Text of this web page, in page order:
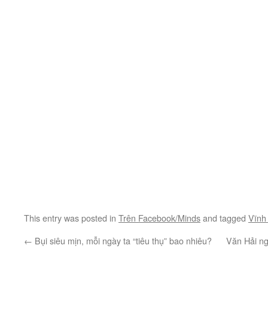
This entry was posted in Trên Facebook/Mindsand tagged
← Bụi siêu mịn, mỗi ngày ta “tiêu thụ” bao nhiêu? Văn Hải